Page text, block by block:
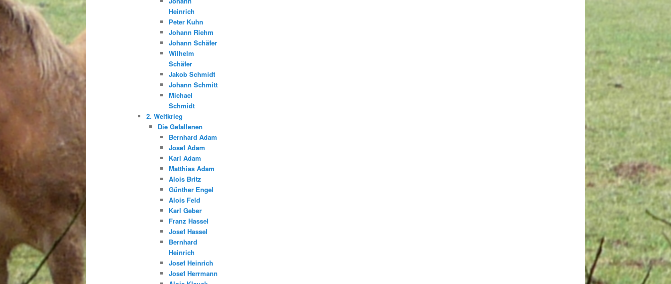
Heinrich
Peter Kuhn
Johann Riehm
Johann Schäfer
Wilhelm
Schäfer
Jakob Schmidt
Johann Schmitt
Michael
Schmidt
2. Weltkrieg
Die Gefallenen
Bernhard Adam
Josef Adam
Karl Adam
Matthias Adam
Alois Britz
Günther Engel
Alois Feld
Karl Geber
Franz Hassel
Josef Hassel
Bernhard
Heinrich
Josef Heinrich
Josef Herrmann